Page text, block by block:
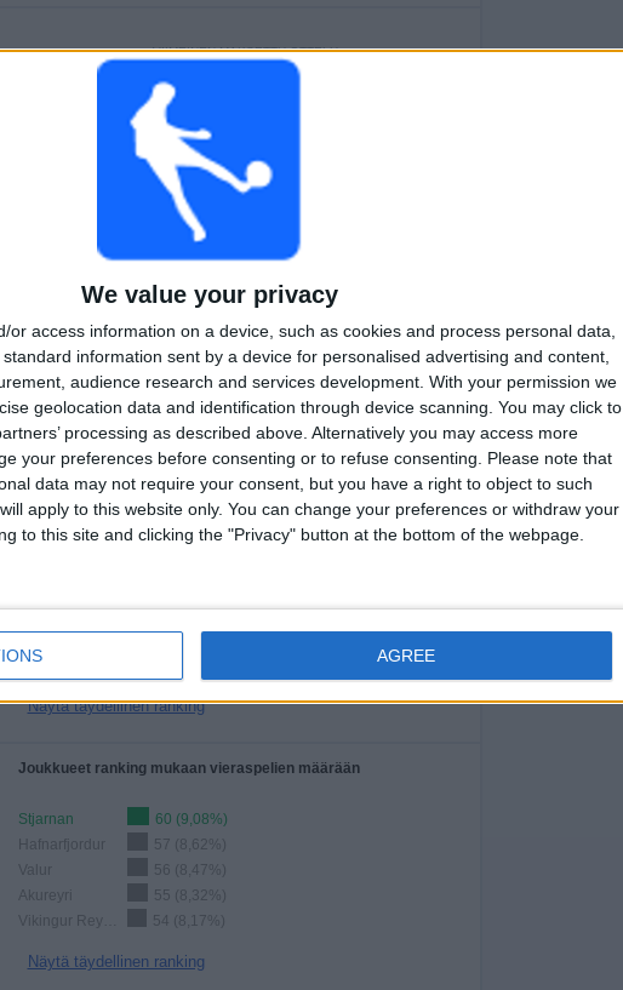
We value your privacy
or access information on a device, such as cookies and process personal data,
information sent by a device for personalised advertising and content,
audience research and services development. With your permission we
geolocation data and identification through device scanning. You may click to
processing as described above. Alternatively you may access more
your preferences before consenting or to refuse consenting.
Please note that
data may not require your consent, but you have a right to object to such
apply to this website only. You can change your preferences or withdraw your
to this site and clicking the "Privacy" button at the bottom of the webpage.
AGREE
VIIMEINEN MAKSETTU OTTELU
4.8.2026 Úrvalsdeild Karla por OneFootball PPV
282
PELIÄ
KESKIARVO
OTTELU
YHTEENSÄ
3
CANALES
YHTEENSÄ
17
Total equipos
Joukkueet ranking mukaan avoimissa otteluissa
Vikingur Reykjavik
90 (13,62%)
Valur
Näytä täydellinen ranking
Joukkueet ranking mukaan vieraspelien määrään
Stjarnan
60 (9,08%)
Hafnarfjordur
57 (8,62%)
Valur
56 (8,47%)
Akureyri
55 (8,32%)
54 (8,17%)
Näytä täydellinen ranking